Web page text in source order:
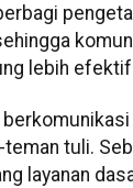
lebih
tuli.
layanan